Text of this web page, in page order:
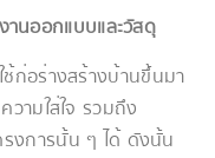
านออกแบบและวัสดุ
ก่อร่างสร้างบ้านขึ้นมา
ามใส่ใจ รวมถึง
รงการนั้น ๆ ได้ ดังนั้น